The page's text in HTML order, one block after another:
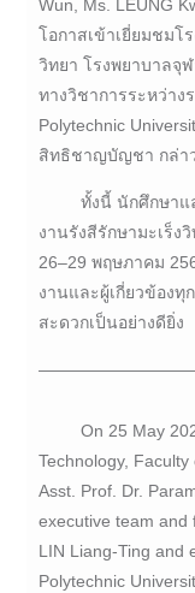
Wun, Ms. LEUNG
โอกาสเข้าเยี่ยมชมโ
วิทยา โรงพยาบาลจุ
ทางวิชาการระหว่าง
Polytechnic
สิทธิชาญบัญชา กล่า
ทั้งนี้ นักศึกษาแ
งานรังสีรักษามะเร็
26–29 พฤษภาคม
งานและผู้เกี่ยวข้อง
สะดวกเป็นอย่างดียิ่ง
On 25 May
Technology,
Asst. Prof. Dr.
executive team and
LIN Liang-Ting and
Polytechnic